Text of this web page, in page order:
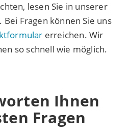
lesen Sie in unserer
Bei Fragen können Sie uns
erreichen. Wir
so schnell wie möglich.
Ihnen
Fragen